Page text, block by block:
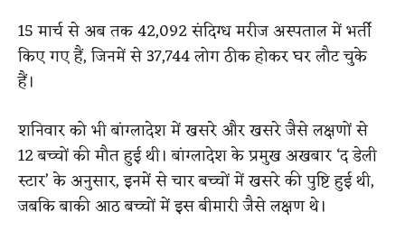
15 मार्च से अब तक 42,092 संदिग्ध मरीज अस्पताल में भर्ती
किए गए हैं, जिनमें से 37,744 लोग ठीक होकर घर लौट चुके
हैं।
शनिवार को भी बांग्लादेश में खसरे और खसरे जैसे लक्षणों से
12 बच्चों की मौत हुई थी। बांग्लादेश के प्रमुख अखबार ‘द डेली
स्टार’ के अनुसार, इनमें से चार बच्चों में खसरे की पुष्टि हुई थी,
जबकि बाकी आठ बच्चों में इस बीमारी जैसे लक्षण थे।